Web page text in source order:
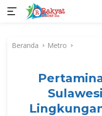
kontenBeranda Metro